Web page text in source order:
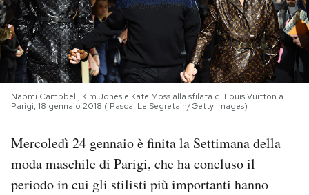
PODCAST
NEWSLETTER
I MIEI PREFERITI
SHOP
CALENDARIO
Naomi Campbell, Kim Jones e Kate Moss alla sfilata di Louis Vuitton a
Parigi, 18 gennaio 2018 ( Pascal Le Segretain/Getty Images)
Mercoledì 24 gennaio è finita la Settimana della
moda maschile di Parigi, che ha concluso il
periodo in cui gli stilisti più importanti hanno